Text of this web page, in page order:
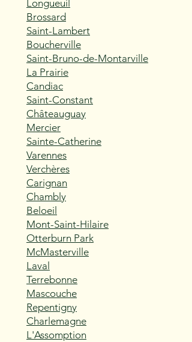
Longueuil
Brossard
Saint-Lambert
Boucherville
Saint-Bruno-de-Montarville
La Prairie
Candiac
Saint-Constant
Châteauguay
Mercier
Sainte-Catherine
Varennes
Verchères
Carignan
Chambly
Beloeil
Mont-Saint-Hilaire
Otterburn Park
McMasterville
Laval
Terrebonne
Mascouche
Repentigny
Charlemagne
L'Assomption